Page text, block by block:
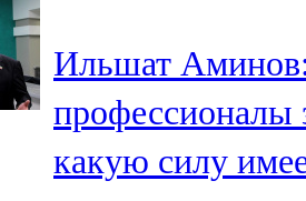
Ильшат
профессионалы
какую силу